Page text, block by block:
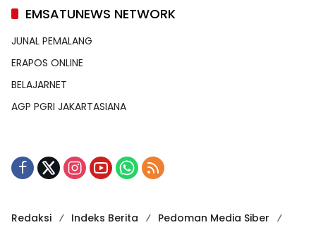
EMSATUNEWS NETWORK
JUNAL PEMALANG
ERAPOS ONLINE
BELAJARNET
AGP PGRI JAKARTASIANA
Redaksi Indeks Berita Pedoman Media Siber